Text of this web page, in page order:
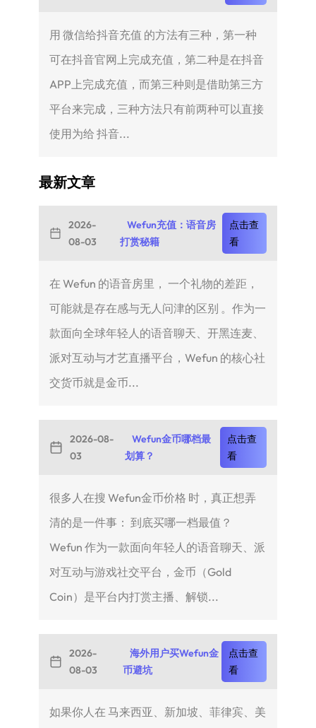
用 微信给抖音充值 的方法有三种，第一种
可在抖音官网上完成充值，第二种是在抖音
APP上完成充值，而第三种则是借助第三方
平台来完成，三种方法只有前两种可以直接
使用为给 抖音...
最新文章
2026-
08-03
Wefun充值：语音房
打赏秘籍
点击查
看
在 Wefun 的语音房里， 一个礼物的差距，
可能就是存在感与无人问津的区别 。作为一
款面向全球年轻人的语音聊天、开黑连麦、
派对互动与才艺直播平台，Wefun 的核心社
交货币就是金币...
2026-08-
03
Wefun金币哪档最
划算？
点击查
看
很多人在搜 Wefun金币价格 时，真正想弄
清的是一件事： 到底买哪一档最值？
Wefun 作为一款面向年轻人的语音聊天、派
对互动与游戏社交平台，金币（Gold
Coin）是平台内打赏主播、解锁...
2026-
08-03
海外用户买Wefun金
币避坑
点击查
看
如果你人在 马来西亚、新加坡、菲律宾、美